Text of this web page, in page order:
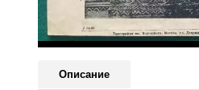
Описание